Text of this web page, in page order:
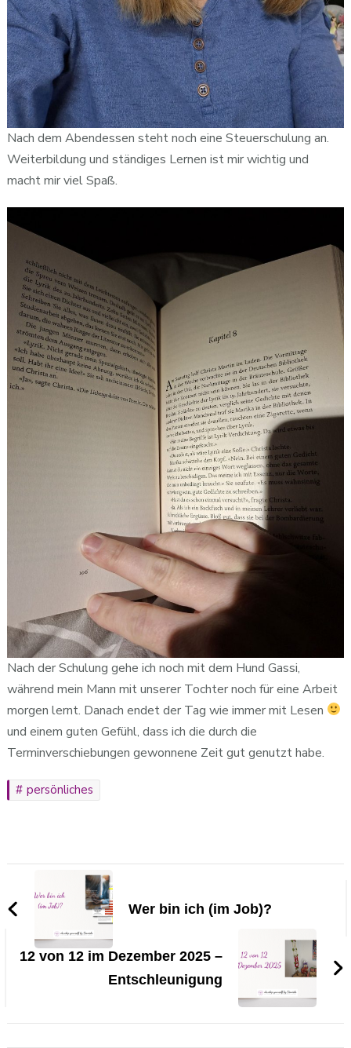
Nach dem Abendessen steht noch eine Steuerschulung an.
Weiterbildung und ständiges Lernen ist mir wichtig und
macht mir viel Spaß.
Nach der Schulung gehe ich noch mit dem Hund Gassi,
während mein Mann mit unserer Tochter noch für eine Arbeit
morgen lernt. Danach endet der Tag wie immer mit Lesen
und einem guten Gefühl, dass ich die durch die
Terminverschiebungen gewonnene Zeit gut genutzt habe.
persönliches
Beitragsnavigation
Wer bin ich (im Job)?
12 von 12 im Dezember 2025 –
Entschleunigung